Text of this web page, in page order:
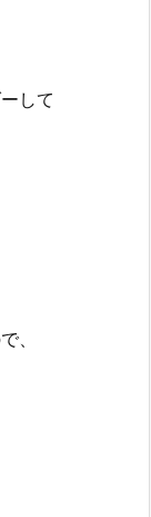
して
、